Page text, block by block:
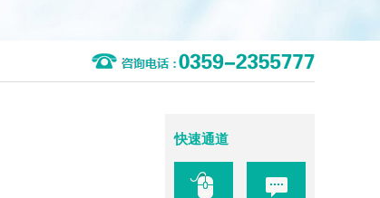
快速通道